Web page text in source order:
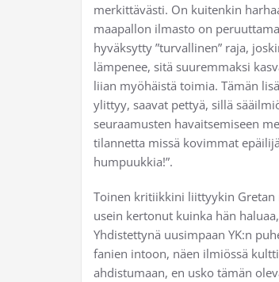
merkittävästi. On kuitenkin
maapallon ilmasto on
hyväksytty ”turvallinen” raja,
lämpenee, sitä suuremmaksi
liian myöhäistä toimia. Tämän
ylittyy, saavat pettyä, sillä
seuraamusten havaitsemiseen
tilannetta missä kovimmat
humpuukkia!”.
Toinen kritiikkini liittyykin Gretan
usein kertonut kuinka hän
Yhdistettynä uusimpaan YK:n
fanien intoon, näen ilmiössä
ahdistumaan, en usko tämän